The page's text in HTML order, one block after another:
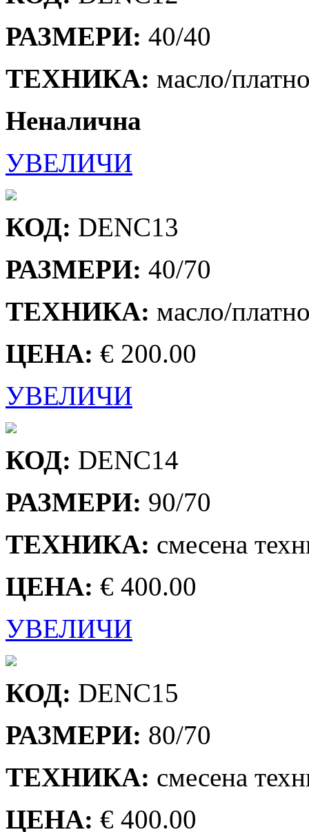
РАЗМЕРИ: 40/40
ТЕХНИКА: масло/
Неналична
УВЕЛИЧИ
КОД: DENC13
РАЗМЕРИ: 40/70
ТЕХНИКА: масло/
ЦЕНА: € 200.00
УВЕЛИЧИ
КОД: DENC14
РАЗМЕРИ: 90/70
ТЕХНИКА: смесена
ЦЕНА: € 400.00
УВЕЛИЧИ
КОД: DENC15
РАЗМЕРИ: 80/70
ТЕХНИКА: смесена
ЦЕНА: € 400.00